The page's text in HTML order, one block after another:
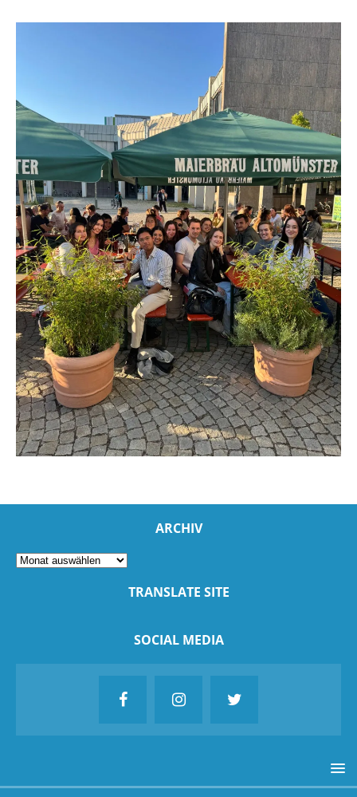
ARCHIV
TRANSLATE SITE
SOCIAL MEDIA